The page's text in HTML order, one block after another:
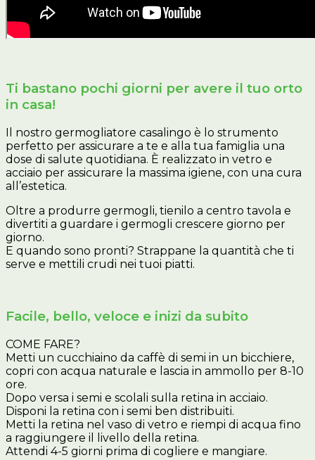
Ti bastano pochi giorni per avere il tuo orto
in casa!
Il nostro germogliatore casalingo è lo strumento
perfetto per assicurare a te e alla tua famiglia una
dose di salute quotidiana. È realizzato in vetro e
acciaio per assicurare la massima igiene, con una cura
all’estetica.
Oltre a produrre germogli, tienilo a centro tavola e
divertiti a guardare i germogli crescere giorno per
giorno.
E quando sono pronti? Strappane la quantità che ti
serve e mettili crudi nei tuoi piatti.
Facile, bello, veloce e inizi da subito
COME FARE?
Metti un cucchiaino da caffè di semi in un bicchiere,
copri con acqua naturale e lascia in ammollo per 8-10
ore.
Dopo versa i semi e scolali sulla retina in acciaio.
Disponi la retina con i semi ben distribuiti.
Metti la retina nel vaso di vetro e riempi di acqua fino
a raggiungere il livello della retina.
Attendi 4-5 giorni prima di cogliere e mangiare.